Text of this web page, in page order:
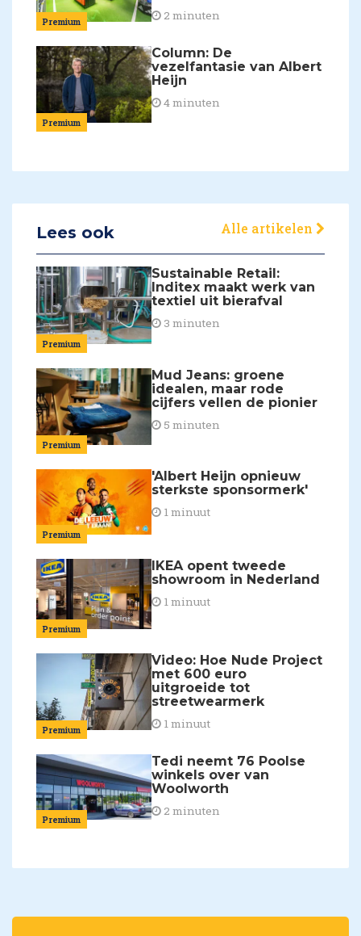
Premium 2 minuten
Premium
Column: De
vezelfantasie van Albert
Heijn
4 minuten
Lees ook Alle artikelen
Premium
Sustainable Retail:
Inditex maakt werk van
textiel uit bierafval
3 minuten
Premium
Mud Jeans: groene
idealen, maar rode
cijfers vellen de pionier
5 minuten
Premium
'Albert Heijn opnieuw
sterkste sponsormerk'
1 minuut
Premium
IKEA opent tweede
showroom in Nederland
1 minuut
Premium
Video: Hoe Nude Project
met 600 euro
uitgroeide tot
streetwearmerk
1 minuut
Premium
Tedi neemt 76 Poolse
winkels over van
Woolworth
2 minuten